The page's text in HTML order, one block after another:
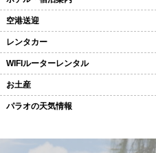
空港送迎
レンタカー
WIFIルーターレンタル
お土産
パラオの天気情報